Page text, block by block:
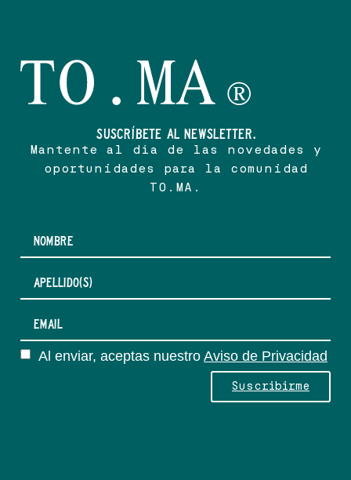
SUSCRÍBETE AL NEWSLETTER.
Mantente al día de las novedades y
oportunidades para la comunidad
TO.MA.
Al enviar, aceptas nuestro Aviso de Privacidad
Suscribirme